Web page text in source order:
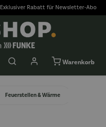
Exklusiver Rabatt für Newsletter-Abo
Warenkorb
Feuerstellen & Wärme